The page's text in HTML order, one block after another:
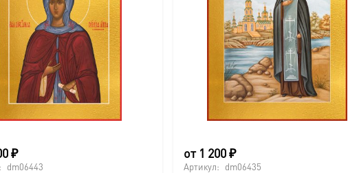
₽
dm06443
от 1 200₽
Артикул: dm06435